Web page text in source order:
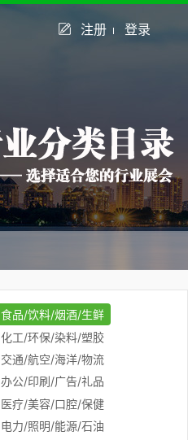
注册 登录
食品/饮料/烟酒/生鲜
化工/环保/染料/塑胶
交通/航空/海洋/物流
办公/印刷/广告/礼品
医疗/美容/口腔/保健
电力/照明/能源/石油